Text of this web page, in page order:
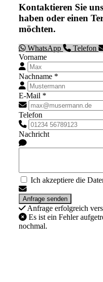
Kontaktieren Sie
haben oder einen
möchten.
WhatsApp Telefon
Vorname
Nachname *
E-Mail *
Telefon
Nachricht
Ich akzeptiere die
Anfrage erfolgreich
Es ist ein Fehler
nochmal.